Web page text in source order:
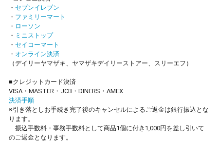
・ セブンイレブン
・ ファミリーマート
・ ローソン
・ ミニストップ
・ セイコーマート
・ オンライン決済
（デイリーヤマザキ、ヤマザキデイリーストアー、スリーエフ）
■クレジットカード決済
VISA・MASTER・JCB・DINERS・AMEX
決済手順
※引き落としお手続き完了後のキャンセルによるご返金は銀行振込とな
ります。
振込手数料・事務手数料として商品1個に付き1,000円を差し引いて
のご返金となります。